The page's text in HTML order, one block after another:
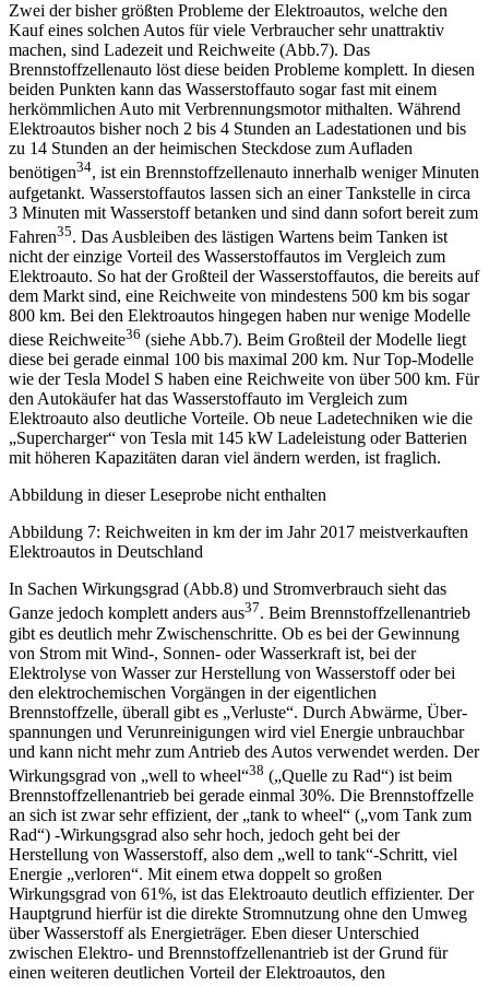
Zwei der bisher größten Probleme der Elektroautos, welche den
Kauf eines solchen Autos für viele Verbraucher sehr unattraktiv
machen, sind Ladezeit und Reichweite (Abb.7). Das
Brennstoffzellenauto löst diese beiden Probleme komplett. In diesen
beiden Punkten kann das Wasser­stoffauto sogar fast mit einem
herkömmlichen Auto mit Verbrennungsmotor mithalten. Während
Elektroautos bisher noch 2 bis 4 Stunden an Ladestationen und bis
zu 14 Stunden an der heimischen Steckdose zum Aufladen
benötigen34, ist ein Brennstoffzellenauto innerhalb weniger Minuten
aufgetankt. Wasserstoffautos lassen sich an einer Tankstelle in circa
3 Minuten mit Wasserstoff betanken und sind dann sofort bereit zum
Fahren35. Das Ausbleiben des lästigen Wartens beim Tanken ist
nicht der einzige Vorteil des Wasserstoffautos im Vergleich zum
Elektroauto. So hat der Großteil der Wasserstoffautos, die bereits auf
dem Markt sind, eine Reichweite von mindestens 500 km bis sogar
800 km. Bei den Elektroautos hingegen haben nur wenige Modelle
diese Reichweite36 (siehe Abb.7). Beim Großteil der Modelle liegt
diese bei gerade einmal 100 bis maximal 200 km. Nur Top-Modelle
wie der Tesla Model S haben eine Reichweite von über 500 km. Für
den Autokäufer hat das Wasserstoffauto im Vergleich zum
Elektroauto also deutliche Vorteile. Ob neue Ladetechniken wie die
„Supercharger“ von Tesla mit 145 kW Ladeleistung oder Batterien
mit höheren Kapazitäten daran viel ändern werden, ist fraglich.
Abbildung in dieser Leseprobe nicht enthalten
Abbildung 7: Reichweiten in km der im Jahr 2017 meistverkauften
Elektroautos in Deutschland
In Sachen Wirkungsgrad (Abb.8) und Stromverbrauch sieht das
Ganze jedoch komplett anders aus37. Beim Brennstoffzellenantrieb
gibt es deutlich mehr Zwischenschritte. Ob es bei der Gewinnung
von Strom mit Wind-, Sonnen- oder Wasserkraft ist, bei der
Elektrolyse von Wasser zur Herstellung von Wasserstoff oder bei
den elektrochemischen Vorgängen in der eigentlichen
Brennstoffzelle, überall gibt es „Verluste“. Durch Abwärme, Über­
spannungen und Verunreinigungen wird viel Energie unbrauchbar
und kann nicht mehr zum Antrieb des Autos verwendet werden. Der
Wirkungsgrad von „well to wheel“38 („Quelle zu Rad“) ist beim
Brennstoffzellenantrieb bei gerade einmal 30%. Die Brennstoffzelle
an sich ist zwar sehr effizient, der „tank to wheel“ („vom Tank zum
Rad“) -Wirkungsgrad also sehr hoch, jedoch geht bei der
Herstellung von Wasserstoff, also dem „well to tank“-Schritt, viel
Energie „verloren“. Mit einem etwa doppelt so großen
Wirkungsgrad von 61%, ist das Elektroauto deutlich effizienter. Der
Hauptgrund hierfür ist die direkte Stromnutzung ohne den Umweg
über Wasserstoff als Energieträger. Eben dieser Unterschied
zwischen Elektro- und Brennstoffzellenantrieb ist der Grund für
einen weiteren deutlichen Vorteil der Elektroautos, den